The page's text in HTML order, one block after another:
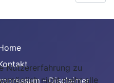
- Disclaimer
Nutzererfahrung zu
nicht mehr alle